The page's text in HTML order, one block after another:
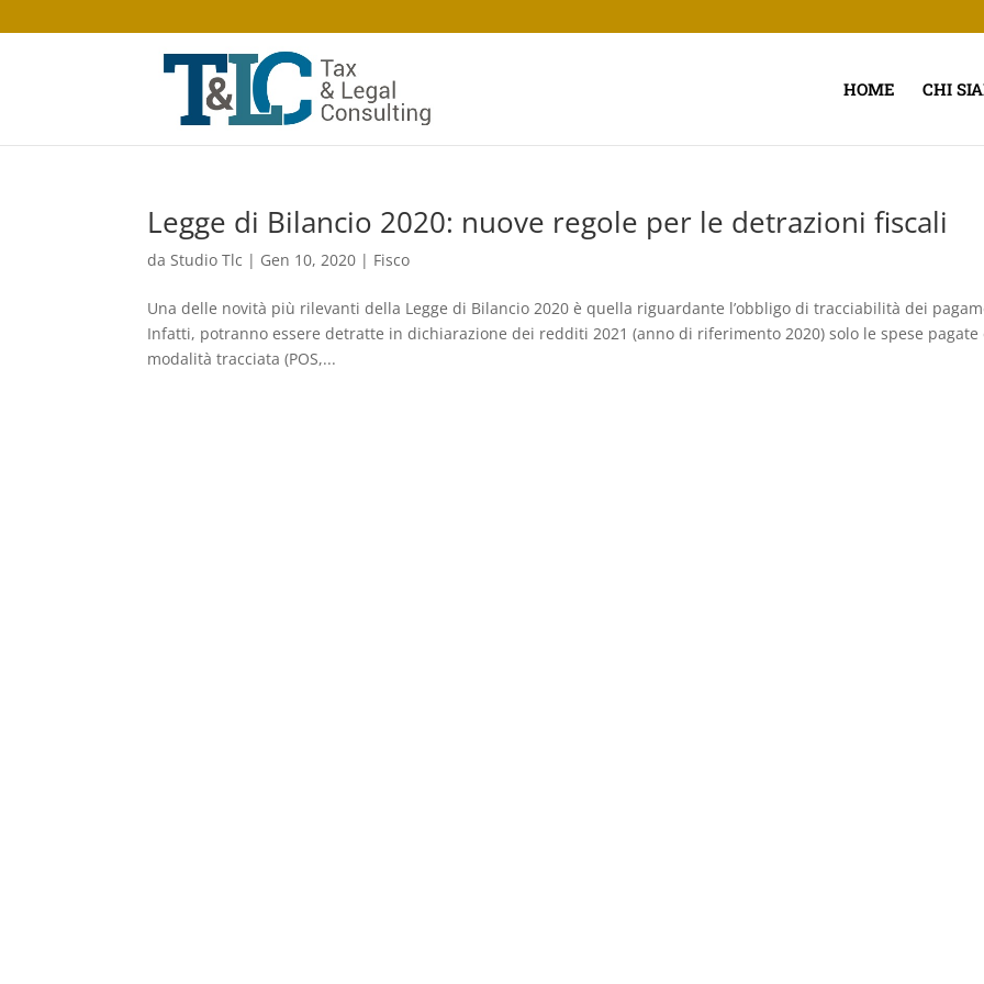
HOME CHI
Legge di Bilancio 2020: nuove regole per le detrazioni fiscali
daStudio Tlc | Gen 10, 2020 | Fisco
Una delle novità più rilevanti della Legge di Bilancio 2020 è quella riguardante l’obbligo di tracciabilità dei
Infatti, potranno essere detratte in dichiarazione dei redditi 2021 (anno di riferimento 2020) solo le spese pagate
modalità tracciata (POS,...